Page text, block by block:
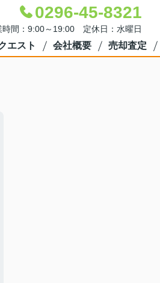
0296-45-8321
時間：9:00～19:00 定休日：水曜日
エスト 会社概要 売却査定